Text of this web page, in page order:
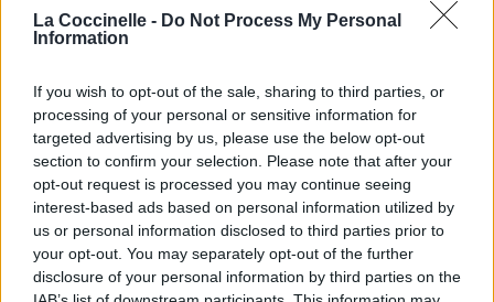
La Coccinelle - Do Not Process My Personal
Information
If you wish to opt-out of the sale, sharing to third parties, or
processing of your personal or sensitive information for
targeted advertising by us, please use the below opt-out
section to confirm your selection. Please note that after your
opt-out request is processed you may continue seeing
interest-based ads based on personal information utilized by
us or personal information disclosed to third parties prior to
your opt-out. You may separately opt-out of the further
disclosure of your personal information by third parties on the